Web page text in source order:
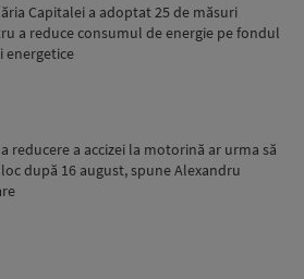
Capitalei a adoptat 25 de măsuri
a reduce consumul de energie pe fondul
energetice
reducere a accizei la motorină ar urma să
după 16 august, spune Alexandru